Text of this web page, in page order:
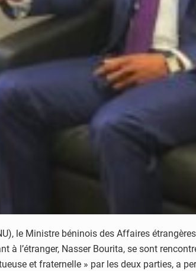
le Ministre béninois des Affaires
l’étranger, Nasser Bourita, se sont
et fraternelle » par les deux parties, a